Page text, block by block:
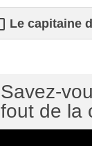
Le capitaine
Savez-
fout de la